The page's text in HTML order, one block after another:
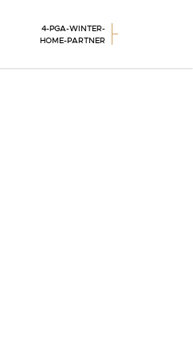
4-PGA-WINTER-
HOME-PARTNER